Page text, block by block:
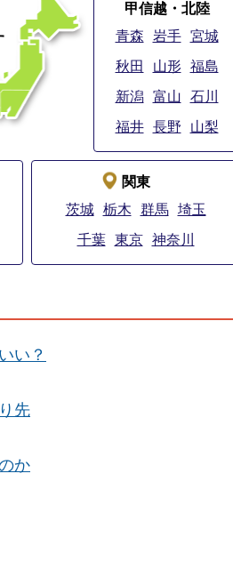
甲信越・北陸
青森
岩手
宮城
秋田
山形
福島
新潟
富山
石川
福井
長野 山梨
関東
茨城
栃木 群馬
埼玉
千葉
東京 神奈川
い？
先
か